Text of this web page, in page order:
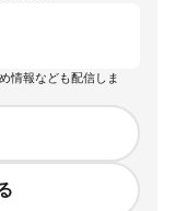
情報なども配信しま